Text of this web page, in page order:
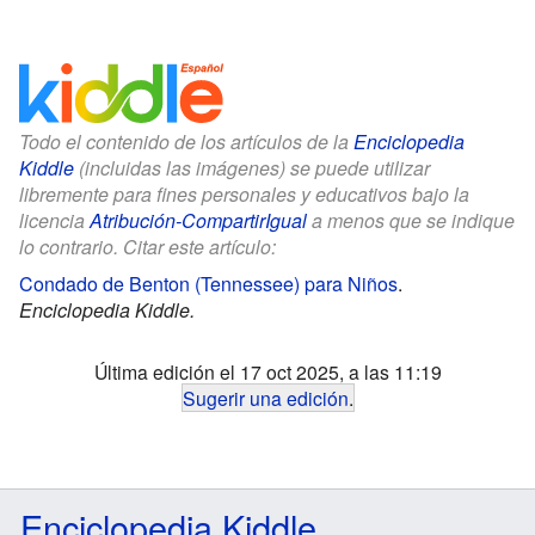
Todo el contenido de los artículos de la Enciclopedia
Kiddle (incluidas las imágenes) se puede utilizar
libremente para fines personales y educativos bajo la
licenciaAtribución-CompartirIguala menos que se indique
lo contrario. Citar este artículo:
Condado de Benton (Tennessee) para Niños.
Enciclopedia Kiddle.
Última edición el 17 oct 2025, a las 11:19
Sugerir una edición.